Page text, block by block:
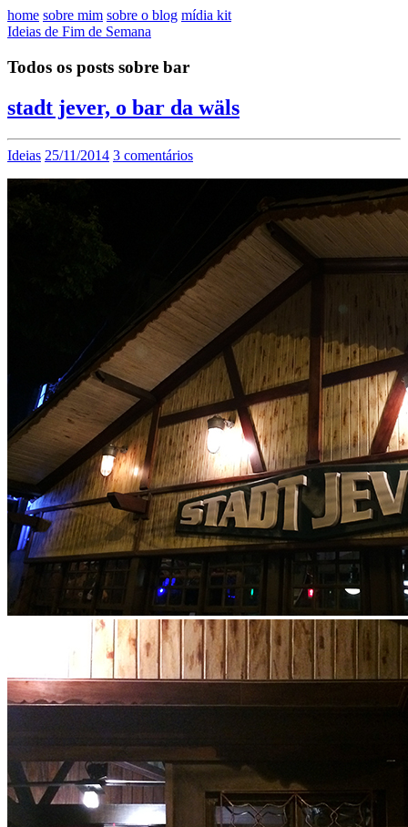
home sobre mim sobre o blog mídia kit
Ideias de Fim de Semana
Todos os posts sobre bar
stadt jever, o bar da wäls
Ideias 25/11/2014 3 comentários